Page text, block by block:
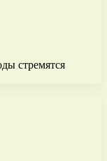
стремятся